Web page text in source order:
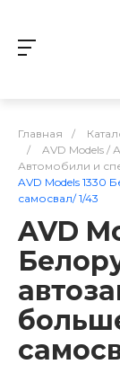
Главная /
/
AVD Models /
Автомобили и
AVD Models 1330
самосвал/ 1/43
AVD